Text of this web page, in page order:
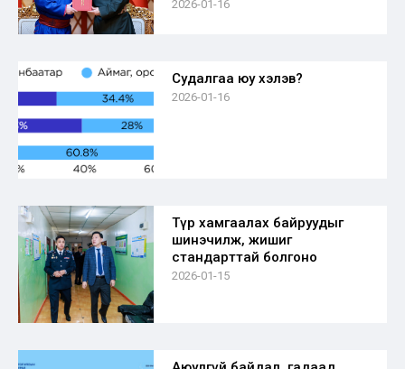
2026-01-16
Судалгаа юу хэлэв?
2026-01-16
Түр хамгаалах байруудыг
шинэчилж, жишиг
стандарттай болгоно
2026-01-15